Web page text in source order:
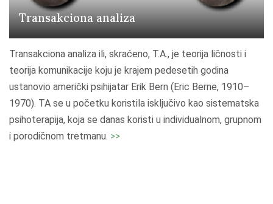
e
j
v
i
o
r
a
l
Transakciona analiza
Transakciona analiza ili, skraćeno, T.A., je teorija ličnosti i
teorija komunikacije koju je krajem pedesetih godina
ustanovio američki psihijatar Erik Bern (Eric Berne, 1910–
1970). TA se u početku koristila isključivo kao sistematska
psihoterapija, koja se danas koristi u individualnom, grupnom
i porodičnom tretmanu. >>"